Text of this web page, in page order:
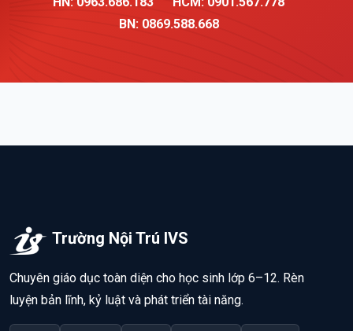
BN: 0869.588.668
Trường Nội Trú IVS
Chuyên giáo dục toàn diện cho học sinh lớp 6–12. Rèn
luyện bản lĩnh, kỷ luật và phát triển tài năng.